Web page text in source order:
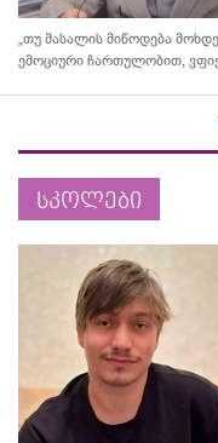
„თუ მასალის მიწოდება
ემოციური ჩართულობით,
სკოლები